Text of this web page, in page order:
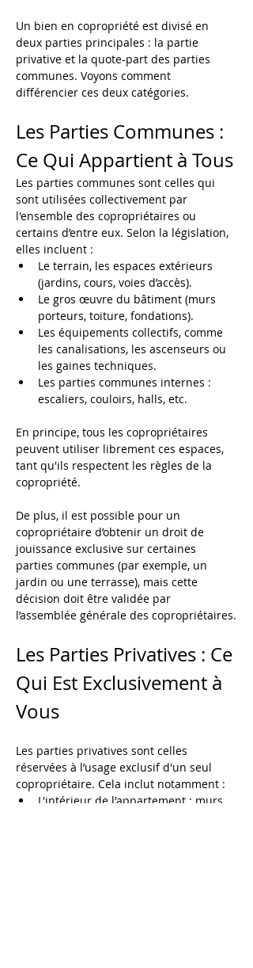
Un bien en copropriété est divisé en
deux parties principales : la partie
privative et la quote-part des parties
communes. Voyons comment
différencier ces deux catégories.
Les Parties Communes :
Ce Qui Appartient à Tous
Les parties communes sont celles qui
sont utilisées collectivement par
l'ensemble des copropriétaires ou
certains d’entre eux. Selon la législation,
elles incluent :
Le terrain, les espaces extérieurs
(jardins, cours, voies d’accès).
Le gros œuvre du bâtiment (murs
porteurs, toiture, fondations).
Les équipements collectifs, comme
les canalisations, les ascenseurs ou
les gaines techniques.
Les parties communes internes :
escaliers, couloirs, halls, etc.
En principe, tous les copropriétaires
peuvent utiliser librement ces espaces,
tant qu'ils respectent les règles de la
copropriété.
De plus, il est possible pour un
copropriétaire d’obtenir un droit de
jouissance exclusive sur certaines
parties communes (par exemple, un
jardin ou une terrasse), mais cette
décision doit être validée par
l’assemblée générale des copropriétaires.
Les Parties Privatives : Ce
Qui Est Exclusivement à
Vous
Les parties privatives sont celles
réservées à l’usage exclusif d'un seul
copropriétaire. Cela inclut notamment :
L'intérieur de l'appartement : murs,